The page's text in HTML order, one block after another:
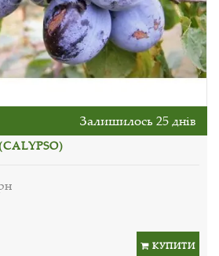
Залишилось 25 днів
КУПИТИ